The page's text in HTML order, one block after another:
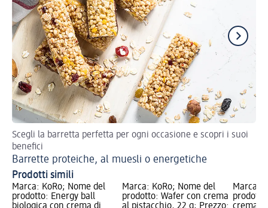
Scegli la barretta perfetta per ogni occasione e scopri i suoi
benefici
Barrette proteiche, al muesli o energetiche
Prodotti simili
Marca: KoRo; Nome del
prodotto: Energy ball
Marca: KoRo; Nome del
prodotto: Wafer con crema
Marca: